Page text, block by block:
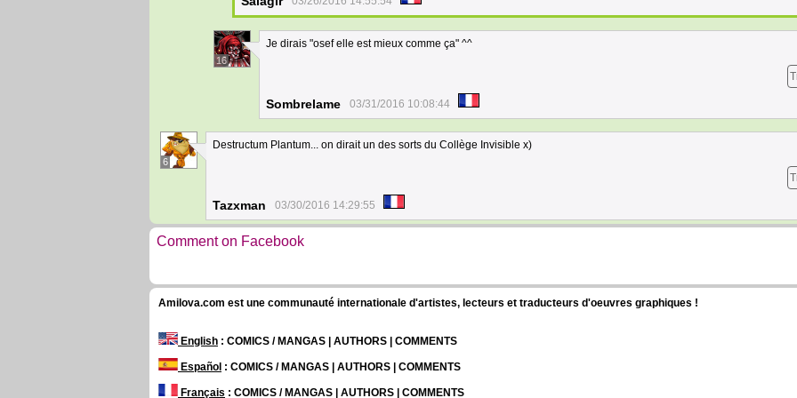
16
Je dirais "osef elle est mieux comme ça" ^^
Sombrelame 03/31/2016 10:08:44
6
Destructum Plantum... on dirait un des sorts du Collège Invisible x)
Tazxman 03/30/2016 14:29:55
Comment on Facebook
Amilova.com est une communauté internationale d'artistes, lecteurs et traducteurs d'oeuvres graphiques !
English : COMICS / MANGAS | AUTHORS | COMMENTS
Español : COMICS / MANGAS | AUTHORS | COMMENTS
Français : COMICS / MANGAS | AUTHORS | COMMENTS